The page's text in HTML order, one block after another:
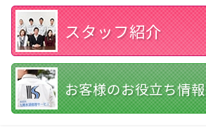
スタッフ紹介
お客様のお役立ち情報